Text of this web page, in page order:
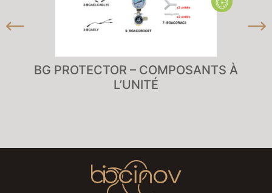
BG PROTECTOR – COMPOSANTS À
L’UNITÉ